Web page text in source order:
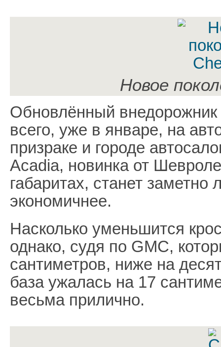
Новое
Обновлённый внедорожник
всего, уже в январе, на
призраке и городе
Acadia, новинка от
габаритах, станет заметно
экономичнее.
Насколько уменьшится
однако, судя по GMC,
сантиметров, ниже на
база ужалась на 17
весьма прилично.